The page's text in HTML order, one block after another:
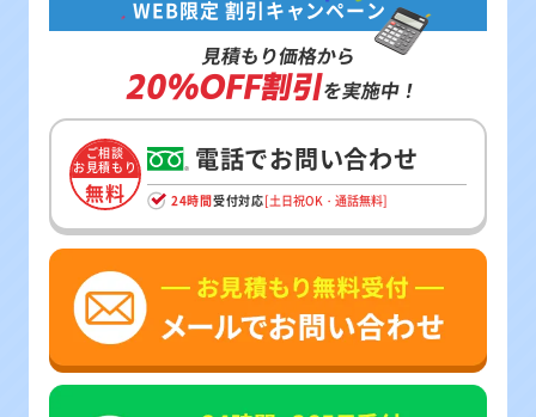
WEB限定 割引キャンペーン
見積もり価格から
20%OFF割引を実施中！
ご相談
お見積もり
無料
電話でお問い合わせ
24時間受付対応[土日祝OK・通話無料]